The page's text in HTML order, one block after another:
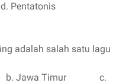
d. Pentatonis
adalah salah satu lagu
b. Jawa Timur
c.